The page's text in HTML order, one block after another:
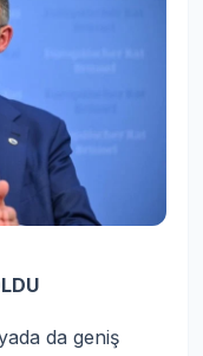
da geniş